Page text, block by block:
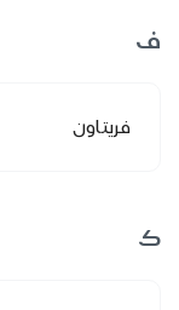
ف
فريتاون
ك